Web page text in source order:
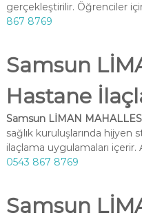
gerçekleştirilir. Öğrenciler
867 8769
Samsun
Hastane
Samsun LİMAN
sağlık kuruluşlarında hijyen
ilaçlama uygulamaları
0543 867 8769
Samsun